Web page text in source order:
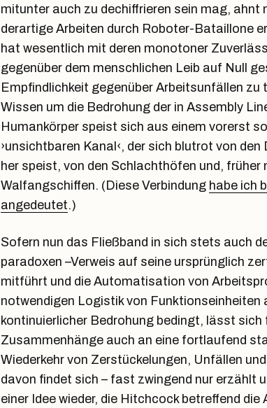
mitunter auch zu dechiffrieren sein mag, ahnt
derartige Arbeiten durch Roboter-Bataillone
hat wesentlich mit deren monotoner
gegenüber dem menschlichen Leib auf Null
Empfindlichkeit gegenüber Arbeitsunfällen zu
Wissen um die Bedrohung der in Assembly
Humankörper speist sich aus einem vorerst
›unsichtbaren Kanal‹, der sich blutrot von
her speist, von den Schlachthöfen und, früher
Walfangschiffen. (Diese Verbindung habe ich
angedeutet.)
Sofern nun das Fließband in sich stets auch
paradoxen –Verweis auf seine ursprünglich
mitführt und die Automatisation von
notwendigen Logistik von Funktionseinheiten
kontinuierlicher Bedrohung bedingt, lässt sich
Zusammenhänge auch an eine fortlaufend
Wiederkehr von Zerstückelungen, Unfällen
davon findet sich – fast zwingend nur erzählt
einer Idee wieder, die Hitchcock betreffend die